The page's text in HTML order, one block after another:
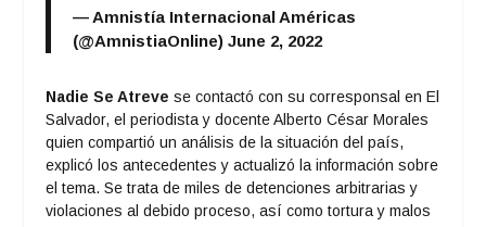
— Amnistía Internacional Américas
(@AmnistiaOnline)June 2, 2022
Nadie Se Atreve se contactó con su corresponsal en El
Salvador, el periodista y docente Alberto César Morales
quien compartió un análisis de la situación del país,
explicó los antecedentes y actualizó la información sobre
el tema. Se trata de miles de detenciones arbitrarias y
violaciones al debido proceso, así como tortura y malos